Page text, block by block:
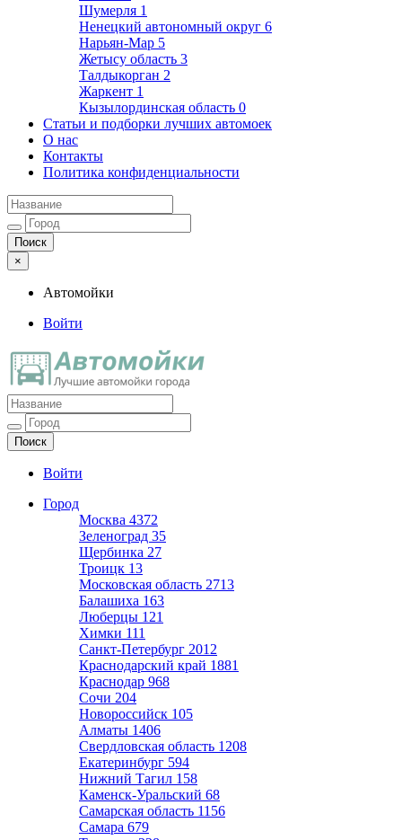
Шумерля 1
Ненецкий автономный округ 6
Нарьян-Мар 5
Жетысу область 3
Талдыкорган 2
Жаркент 1
Кызылординская область 0
Статьи и подборки лучших автомоек
О нас
Контакты
Политика конфиденциальности
×
Автомойки
Войти
Автомойки
Ещё один сайт на WordPress
Войти
Город
Москва 4372
Зеленоград 35
Щербинка 27
Троицк 13
Московская область 2713
Балашиха 163
Люберцы 121
Химки 111
Санкт-Петербург 2012
Краснодарский край 1881
Краснодар 968
Сочи 204
Новороссийск 105
Алматы 1406
Свердловская область 1208
Екатеринбург 594
Нижний Тагил 158
Каменск-Уральский 68
Самарская область 1156
Самара 679